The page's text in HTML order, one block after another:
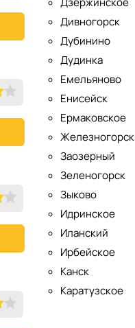
Дивногорск
Дубинино
Дудинка
Емельяново
Енисейск
Ермаковское
Железногорск
Заозерный
Зеленогорск
Зыково
Идринское
Иланский
Ирбейское
Канск
Каратузское